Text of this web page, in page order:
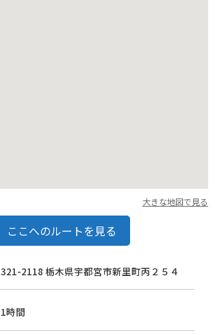
大きな地図で見る
ここへのルートを見る
321-2118 栃木県宇都宮市新里町丙２５４
1時間